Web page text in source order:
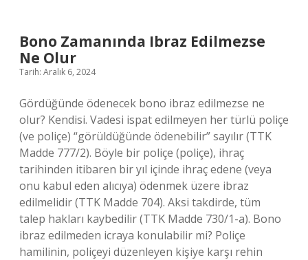
Bono Zamanında Ibraz Edilmezse
Ne Olur
Tarih: Aralık 6, 2024
Gördüğünde ödenecek bono ibraz edilmezse ne
olur? Kendisi. Vadesi ispat edilmeyen her türlü poliçe
(ve poliçe) “görüldüğünde ödenebilir” sayılır (TTK
Madde 777/2). Böyle bir poliçe (poliçe), ihraç
tarihinden itibaren bir yıl içinde ihraç edene (veya
onu kabul eden alıcıya) ödenmek üzere ibraz
edilmelidir (TTK Madde 704). Aksi takdirde, tüm
talep hakları kaybedilir (TTK Madde 730/1-a). Bono
ibraz edilmeden icraya konulabilir mi? Poliçe
hamilinin, poliçeyi düzenleyen kişiye karşı rehin